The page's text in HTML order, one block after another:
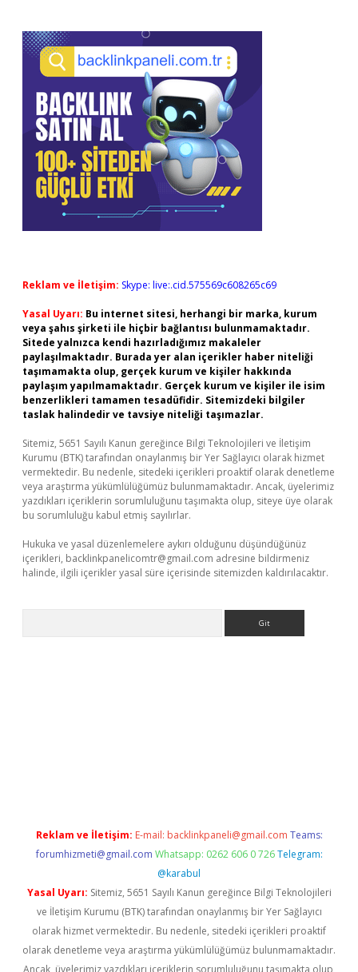
Reklam ve İletişim: Skype: live:.cid.575569c608265c69
Yasal Uyarı: Bu internet sitesi, herhangi bir marka, kurum
veya şahıs şirketi ile hiçbir bağlantısı bulunmamaktadır.
Sitede yalnızca kendi hazırladığımız makaleler
paylaşılmaktadır. Burada yer alan içerikler haber niteliği
taşımamakta olup, gerçek kurum ve kişiler hakkında
paylaşım yapılmamaktadır. Gerçek kurum ve kişiler ile isim
benzerlikleri tamamen tesadüfidir. Sitemizdeki bilgiler
taslak halindedir ve tavsiye niteliği taşımazlar.
Sitemiz, 5651 Sayılı Kanun gereğince Bilgi Teknolojileri ve İletişim
Kurumu (BTK) tarafından onaylanmış bir Yer Sağlayıcı olarak hizmet
vermektedir. Bu nedenle, sitedeki içerikleri proaktif olarak denetleme
veya araştırma yükümlülüğümüz bulunmamaktadır. Ancak, üyelerimiz
yazdıkları içeriklerin sorumluluğunu taşımakta olup, siteye üye olarak
bu sorumluluğu kabul etmiş sayılırlar.
Hukuka ve yasal düzenlemelere aykırı olduğunu düşündüğünüz
içerikleri, backlinkpanelicomtr@gmail.com adresine bildirmeniz
halinde, ilgili içerikler yasal süre içerisinde sitemizden kaldırılacaktır.
Reklam ve İletişim: E-mail: backlinkpaneli@gmail.com Teams:
forumhizmeti@gmail.com Whatsapp: 0262 606 0 726 Telegram:
@karabul
Yasal Uyarı: Sitemiz, 5651 Sayılı Kanun gereğince Bilgi Teknolojileri
ve İletişim Kurumu (BTK) tarafından onaylanmış bir Yer Sağlayıcı
olarak hizmet vermektedir. Bu nedenle, sitedeki içerikleri proaktif
olarak denetleme veya araştırma yükümlülüğümüz bulunmamaktadır.
Ancak, üyelerimiz yazdıkları içeriklerin sorumluluğunu taşımakta olup,